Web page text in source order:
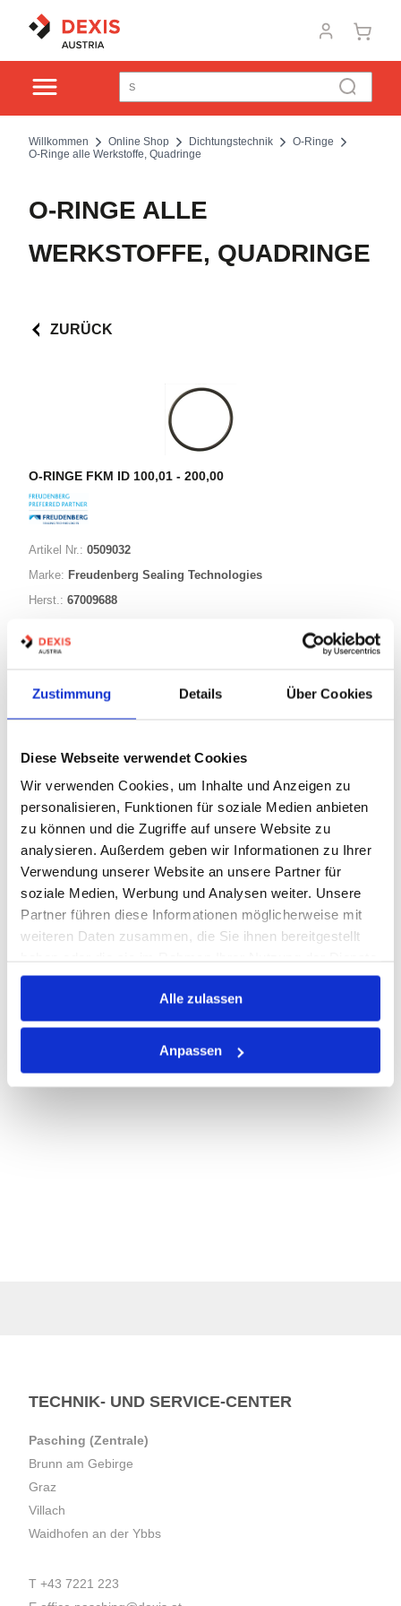
Zustimmung Details Über Cookies
Diese Webseite verwendet Cookies
Wir verwenden Cookies, um Inhalte und Anzeigen zu
personalisieren, Funktionen für soziale Medien anbieten
zu können und die Zugriffe auf unsere Website zu
analysieren. Außerdem geben wir Informationen zu Ihrer
Verwendung unserer Website an unsere Partner für
soziale Medien, Werbung und Analysen weiter. Unsere
Partner führen diese Informationen möglicherweise mit
weiteren Daten zusammen, die Sie ihnen bereitgestellt
gesammelt haben.
Alle zulassen
Anpassen
Willkommen Online Shop Dichtungstechnik
O-Ringe
O-Ringe alle Werkstoffe, Quadringe
O-RINGE ALLE
WERKSTOFFE, QUADRINGE
ZURÜCK
O-RINGE FKM ID 100,01 - 200,00
Artikel Nr.: 0509032
Marke: Freudenberg Sealing Technologies
Herst.: 67009688
ID: 152,00mm
STK Warenkorb
Nicht auf Lager
TECHNIK- UND SERVICE-CENTER
Pasching (Zentrale)
Brunn am Gebirge
Graz
Villach
Waidhofen an der Ybbs
T +43 7221 223